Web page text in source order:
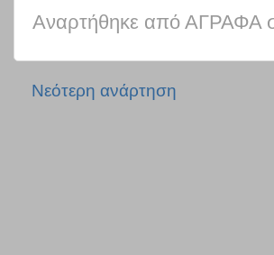
Αναρτήθηκε από ΑΓΡΑΦΑ
Νεότερη ανάρτηση